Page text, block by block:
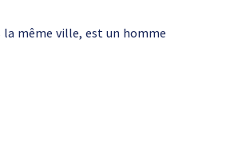
la même ville, est un homme